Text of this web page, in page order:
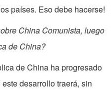
países. Eso debe hacerse!
China Comunista, luego
de China?
de China ha progresado
desarrollo traerá, sin